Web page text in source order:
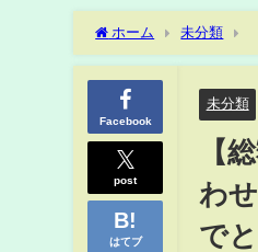
ホーム 未分類
退間近でとんでもない総
Facebook
post
はてブ
未分類
【
わ
で